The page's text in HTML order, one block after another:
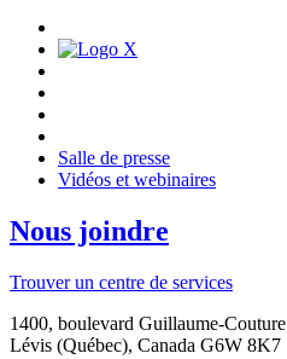
Salle de presse
Vidéos et webinaires
Nous joindre
Trouver un centre de services
1400, boulevard Guillaume-Couture
Lévis (Québec), Canada G6W 8K7